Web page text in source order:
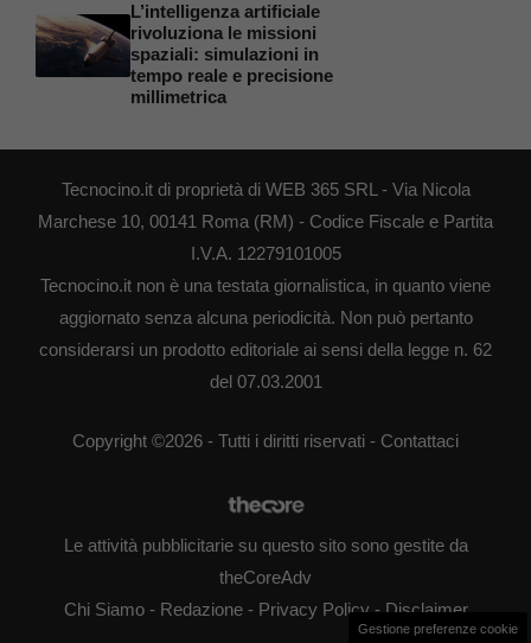
L’intelligenza artificiale
rivoluziona le missioni
spaziali: simulazioni in
tempo reale e precisione
millimetrica
Tecnocino.it di proprietà di WEB 365 SRL - Via Nicola
Marchese 10, 00141 Roma (RM) - Codice Fiscale e Partita
I.V.A. 12279101005
Tecnocino.it non è una testata giornalistica, in quanto viene
aggiornato senza alcuna periodicità. Non può pertanto
considerarsi un prodotto editoriale ai sensi della legge n. 62
del 07.03.2001
Copyright ©2026 - Tutti i diritti riservati - Contattaci
Le attività pubblicitarie su questo sito sono gestite da
theCoreAdv
Chi Siamo- Redazione- Privacy Policy- Disclaimer
Gestione preferenze cookie